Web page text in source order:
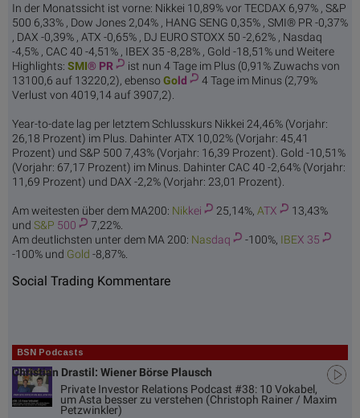
In der Monatssicht ist vorne: Nikkei 10,89% vor TECDAX 6,97% , S&P
500 6,33% , Dow Jones 2,04% , HANG SENG 0,35% , SMI® PR -0,37%
, DAX -0,39% , ATX -0,65% , DJ EURO STOXX 50 -2,62% , Nasdaq
-4,5% , CAC 40 -4,51% , IBEX 35 -8,28% , Gold -18,51% und Weitere
Highlights: SMI® PR
ist nun 4 Tage im Plus (0,91% Zuwachs von
13100,6 auf 13220,2), ebensoGold
4 Tage im Minus (2,79%
Verlust von 4019,14 auf 3907,2).
Year-to-date lag per letztem Schlusskurs Nikkei 24,46% (Vorjahr:
26,18 Prozent) im Plus. Dahinter ATX 10,02% (Vorjahr: 45,41
Prozent) und S&P 500 7,43% (Vorjahr: 16,39 Prozent). Gold -10,51%
(Vorjahr: 67,17 Prozent) im Minus. Dahinter CAC 40 -2,64% (Vorjahr:
11,69 Prozent) und DAX -2,2% (Vorjahr: 23,01 Prozent).
Am weitesten über dem MA200: Nikkei 25,14%, ATX
13,43%
und S&P 500
7,22%.
Am deutlichsten unter dem MA 200: Nasdaq -100%, IBEX 35
-100% und Gold -8,87%.
Social Trading Kommentare
BSN Podcasts
Christian Drastil: Wiener Börse Plausch
Private Investor Relations Podcast #38: 10 Vokabel,
um Asta besser zu verstehen (Christoph Rainer / Maxim
Petzwinkler)